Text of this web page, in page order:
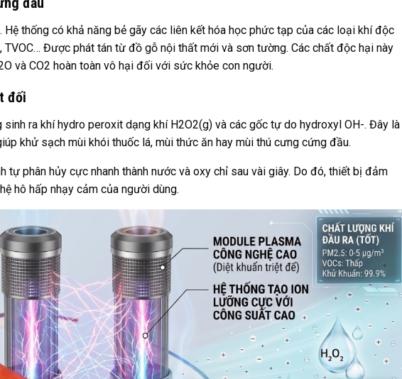
thống có khả năng bẻ gãy các liên kết hóa học phức tạp của các loại khí độc
TVOC… Được phát tán từ đồ gỗ nội thất mới và sơn tường. Các chất độc hại này
và CO2 hoàn toàn vô hại đối với sức khỏe con người.
đối
sinh ra khí hydro peroxit dạng khí H2O2(g) và các gốc tự do hydroxyl OH-. Đây là
khử sạch mùi khói thuốc lá, mùi thức ăn hay mùi thú cưng cứng đầu.
tự phân hủy cực nhanh thành nước và oxy chỉ sau vài giây. Do đó, thiết bị đảm
hô hấp nhạy cảm của người dùng.